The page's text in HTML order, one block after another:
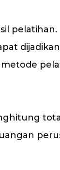
pelatihan.